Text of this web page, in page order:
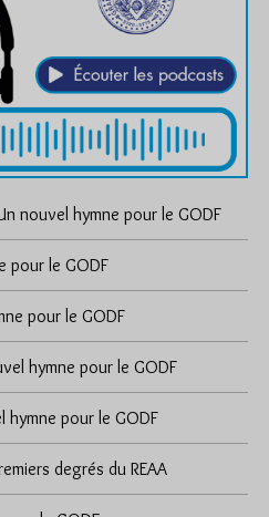
nouvel hymne pour le GODF
pour le GODF
pour le GODF
hymne pour le GODF
hymne pour le GODF
degrés du REAA